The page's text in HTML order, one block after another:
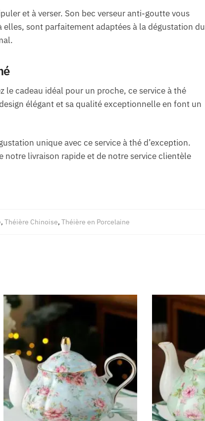
et à verser. Son bec verseur anti-goutte vous
elles, sont parfaitement adaptées à la dégustation du
le cadeau idéal pour un proche, ce service à thé
élégant et sa qualité exceptionnelle en font un
unique avec ce service à thé d’exception.
livraison rapide et de notre service clientèle
, Théière Chinoise, Théière en Porcelaine